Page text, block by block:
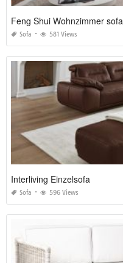
Feng Shui Wohnzimmer sofa
Sofa 581 Views
Interliving Einzelsofa
Sofa 596 Views